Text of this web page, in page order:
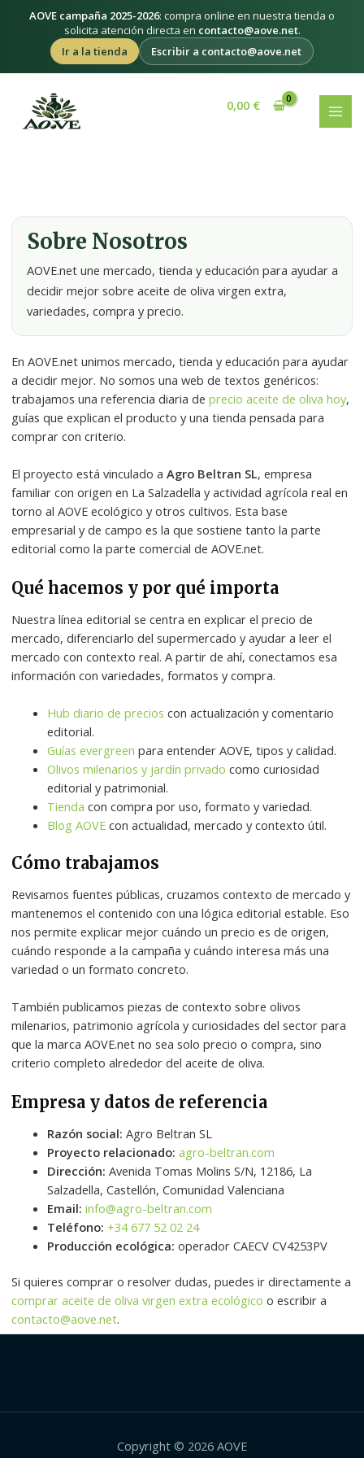
AOVE campaña 2025-2026: compra online en nuestra tienda o
solicita atención directa en contacto@aove.net.
Ir a la tienda
Escribir a contacto@aove.net
contenido
0,00 €
Sobre Nosotros
AOVE.net une mercado, tienda y educación para ayudar a
decidir mejor sobre aceite de oliva virgen extra,
variedades, compra y precio.
En AOVE.net unimos mercado, tienda y educación para ayudar
a decidir mejor. No somos una web de textos genéricos:
trabajamos una referencia diaria de precio aceite de oliva hoy,
guías que explican el producto y una tienda pensada para
comprar con criterio.
El proyecto está vinculado a Agro Beltran SL, empresa
familiar con origen en La Salzadella y actividad agrícola real en
torno al AOVE ecológico y otros cultivos. Esta base
empresarial y de campo es la que sostiene tanto la parte
editorial como la parte comercial de AOVE.net.
Qué hacemos y por qué importa
Nuestra línea editorial se centra en explicar el precio de
mercado, diferenciarlo del supermercado y ayudar a leer el
mercado con contexto real. A partir de ahí, conectamos esa
información con variedades, formatos y compra.
Hub diario de precios con actualización y comentario
editorial.
Guías evergreen para entender AOVE, tipos y calidad.
Olivos milenarios y jardín privado como curiosidad
editorial y patrimonial.
Tienda con compra por uso, formato y variedad.
Blog AOVEcon actualidad, mercado y contexto útil.
Cómo trabajamos
Revisamos fuentes públicas, cruzamos contexto de mercado y
mantenemos el contenido con una lógica editorial estable. Eso
nos permite explicar mejor cuándo un precio es de origen,
cuándo responde a la campaña y cuándo interesa más una
variedad o un formato concreto.
También publicamos piezas de contexto sobre olivos
milenarios, patrimonio agrícola y curiosidades del sector para
que la marca AOVE.net no sea solo precio o compra, sino
criterio completo alrededor del aceite de oliva.
Empresa y datos de referencia
Razón social: Agro Beltran SL
Proyecto relacionado: agro-beltran.com
Dirección: Avenida Tomas Molins S/N, 12186, La
Salzadella, Castellón, Comunidad Valenciana
Email: info@agro-beltran.com
Teléfono: +34 677 52 02 24
Producción ecológica: operador CAECV CV4253PV
Si quieres comprar o resolver dudas, puedes ir directamente a
comprar aceite de oliva virgen extra ecológico o escribir a
contacto@aove.net.
Copyright © 2026 AOVE